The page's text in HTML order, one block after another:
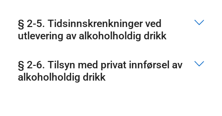
§ 2-5. Tidsinnskrenkninger ved
utlevering av alkoholholdig drikk
§ 2-6. Tilsyn med privat innførsel av
alkoholholdig drikk